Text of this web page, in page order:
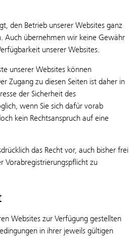
den Betrieb unserer Websites ganz
Auch übernehmen wir keine Gewähr
unserer Websites.
unserer Websites können
Zugang zu diesen Seiten ist daher in
der Sicherheit des
wenn Sie sich dafür vorab
kein Rechtsanspruch auf eine
das Recht vor, auch bisher frei
Vorabregistrierungspflicht zu
Websites zur Verfügung gestellten
in ihrer jeweils gültigen